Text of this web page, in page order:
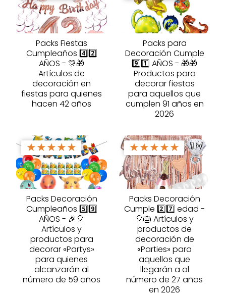
Packs Fiestas
Cumpleaños 4️⃣2️⃣
AÑOS - 🎊🎁
Artículos de
decoración en
fiestas para quienes
hacen 42 años
Packs para
Decoración Cumple
9️⃣1️⃣ AÑOS - 🎁🎁
Productos para
decorar fiestas
para aquellos que
cumplen 91 años en
2026
★★★★★
Packs Decoración
Cumpleaños 5️⃣9️⃣
AÑOS - 🎉🎈
Artículos y
productos para
decorar «Partys»
para quienes
alcanzarán al
número de 59 años
★★★★★
Packs Decoración
Cumple 2️⃣7️⃣ edad -
🎈🎂 Artículos y
productos de
decoración de
«Parties» para
aquellos que
llegarán a al
número de 27 años
en 2026